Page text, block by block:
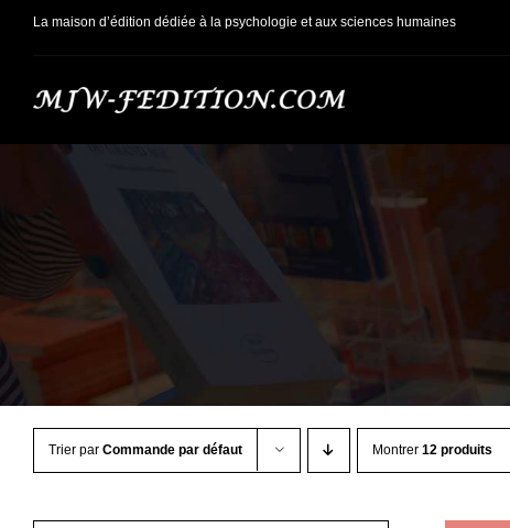
PasserLa maison d’édition dédiée à la psychologie et aux sciences humaines
Trier par Commande par défaut Montrer 12 produits